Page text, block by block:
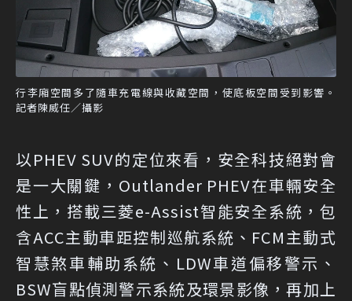
行李廂空間多了隨車充電線與收藏空間，使底板空間受到影響。
記者陳威任／攝影
以PHEV SUV的定位來看，安全科技絕對會
是一大關鍵，Outlander PHEV在車輛安全
性上，搭載三菱e-Assist智能安全系統，包
含ACC主動車距控制巡航系統、FCM主動式
智慧煞車輔助系統、LDW車道偏移警示、
BSW盲點偵測警示系統及環景影像，再加上